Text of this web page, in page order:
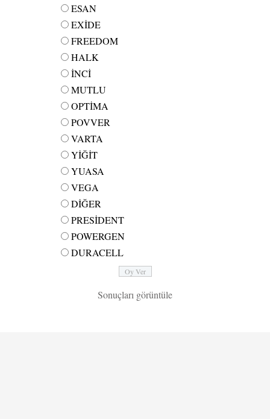
ESAN
EXİDE
FREEDOM
HALK
İNCİ
MUTLU
OPTİMA
POVVER
VARTA
YİĞİT
YUASA
VEGA
DİĞER
PRESİDENT
POWERGEN
DURACELL
Sonuçları görüntüle